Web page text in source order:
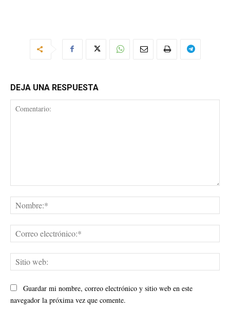
DEJA UNA RESPUESTA
Guardar mi nombre, correo electrónico y sitio web en este
navegador la próxima vez que comente.